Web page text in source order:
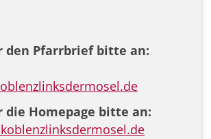
den Pfarrbrief bitte an:
die Homepage bitte an: